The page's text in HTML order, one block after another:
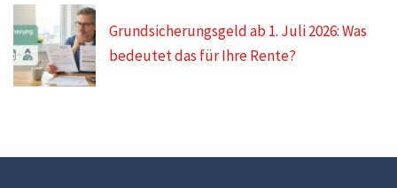
Grundsicherungsgeld ab 1. Juli 2026: Was
bedeutet das für Ihre Rente?